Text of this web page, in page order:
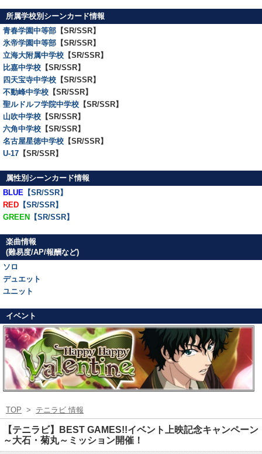
所属学校別シーンカード情報
青春学園中等部 【SR/SSR】
氷帝学園中等部 【SR/SSR】
立海大附属中学校 【SR/SSR】
比嘉中学校 【SR/SSR】
四天宝寺中学校 【SR/SSR】
不動峰中学校 【SR/SSR】
聖ルドルフ学院中学校 【SR/SSR】
山吹中学校 【SR/SSR】
六角中学校 【SR/SSR】
名古屋星徳中学校 【SR/SSR】
U-17 【SR/SSR】
属性別シーンカード情報
BLUE 【SR/SSR】
RED 【SR/SSR】
GREEN 【SR/SSR】
楽曲情報
(難易度/AP/報酬など)
ソロ
デュエット
ユニット
イベント
TOP > テニラビ 情報
【テニラビ】BEST GAMES!!イベント上映記念キャンペーン
～大石・菊丸～ミッション開催！